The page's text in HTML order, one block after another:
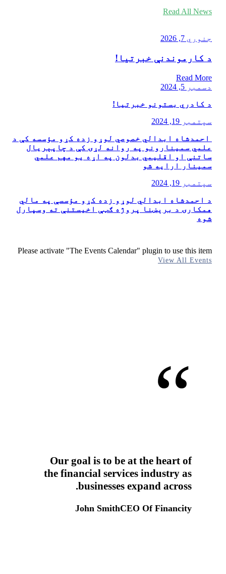
Read All News
جنوري 7, 2026
د کارموندنې خبرتیا!
Read More
دسمبر 5, 2024
د کادري بستونو خبرتیا!
سپتمبر 19, 2024
‏‎ احمدشاه ابدالي خصوصي لوړو زده کړو مؤسسه کې د
علمي سمینارونو په روانه لړۍ کې د چاپېریال
ساتنې او اقلیمي بدلون په اړه یو مهم علمي
سمینار ارایه شو
سپتمبر 19, 2024
د احمدشاه ابدالي لوړو زده کړو مؤسسې په مالي
همکارۍ د برېښنا پروژه ګټې اخیستنې ته وسپارل
شوه
Please activate "The Events Calendar" plugin to use this item
View All Events
“
Our goal is to be at the heart of
the financial services industry as
businesses expand across.
John SmithCEO Of Financity